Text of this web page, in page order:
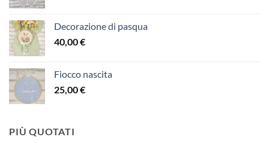
Decorazione di pasqua
40,00€
Fiocco nascita
25,00€
PIÙ QUOTATI